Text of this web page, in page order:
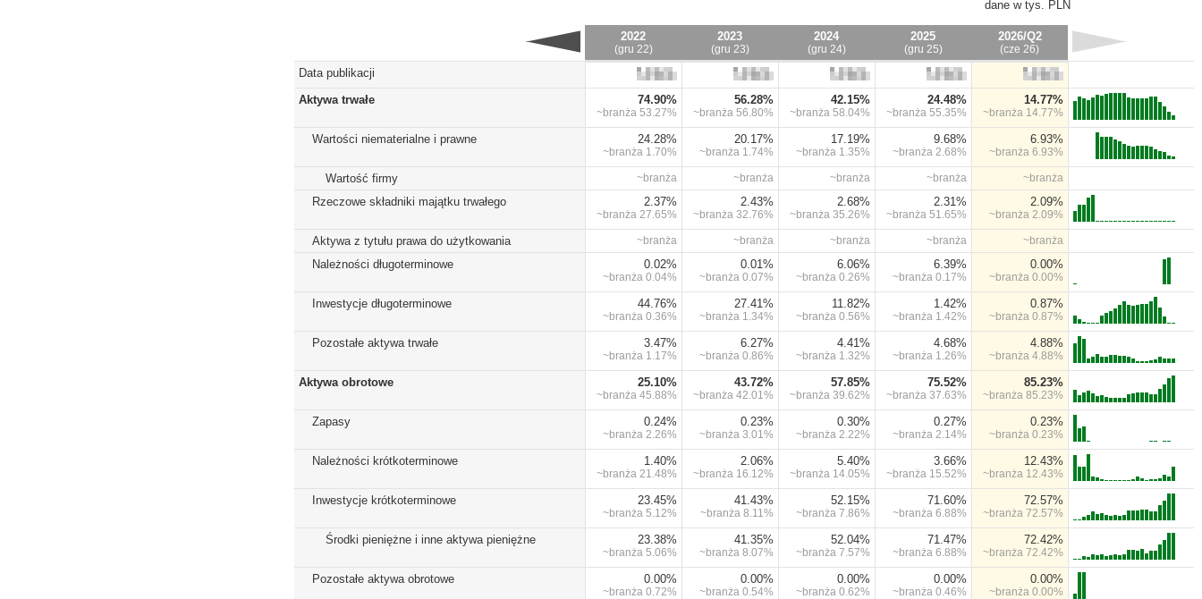
dane w tys. PLN
2022
(gru 22)
2023
(gru 23)
2024
(gru 24)
2025
(gru 25)
2026/Q2
(cze 26)
Data publikacji
Aktywa trwałe
74.90%
~branża 53.27%
56.28%
~branża 56.80%
42.15%
~branża 58.04%
24.48%
~branża 55.35%
14.77%
~branża 14.77%
Wartości niematerialne i prawne 24.28%
~branża 1.70%
20.17%
~branża 1.74%
17.19%
~branża 1.35%
9.68%
~branża 2.68%
6.93%
~branża 6.93%
Wartość firmy ~branża ~branża ~branża ~branża ~branża
Rzeczowe składniki majątku trwałego 2.37%
~branża 27.65%
2.43%
~branża 32.76%
2.68%
~branża 35.26%
2.31%
~branża 51.65%
2.09%
~branża 2.09%
Aktywa z tytułu prawa do użytkowania ~branża ~branża ~branża ~branża ~branża
Należności długoterminowe 0.02%
~branża 0.04%
0.01%
~branża 0.07%
6.06%
~branża 0.26%
6.39%
~branża 0.17%
0.00%
~branża 0.00%
Inwestycje długoterminowe 44.76%
~branża 0.36%
27.41%
~branża 1.34%
11.82%
~branża 0.56%
1.42%
~branża 1.42%
0.87%
~branża 0.87%
Pozostałe aktywa trwałe 3.47%
~branża 1.17%
6.27%
~branża 0.86%
4.41%
~branża 1.32%
4.68%
~branża 1.26%
4.88%
~branża 4.88%
Aktywa obrotowe 25.10%
~branża 45.88%
43.72%
~branża 42.01%
57.85%
~branża 39.62%
75.52%
~branża 37.63%
85.23%
~branża 85.23%
Zapasy 0.24%
~branża 2.26%
0.23%
~branża 3.01%
0.30%
~branża 2.22%
0.27%
~branża 2.14%
0.23%
~branża 0.23%
Należności krótkoterminowe 1.40%
~branża 21.48%
2.06%
~branża 16.12%
5.40%
~branża 14.05%
3.66%
~branża 15.52%
12.43%
~branża 12.43%
Inwestycje krótkoterminowe 23.45%
~branża 5.12%
41.43%
~branża 8.11%
52.15%
~branża 7.86%
71.60%
~branża 6.88%
72.57%
~branża 72.57%
Środki pieniężne i inne aktywa pieniężne 23.38%
~branża 5.06%
41.35%
~branża 8.07%
52.04%
~branża 7.57%
71.47%
~branża 6.88%
72.42%
~branża 72.42%
Pozostałe aktywa obrotowe 0.00%
~branża 0.72%
0.00%
~branża 0.54%
0.00%
~branża 0.62%
0.00%
~branża 0.46%
0.00%
~branża 0.00%